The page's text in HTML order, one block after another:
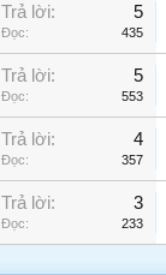
Trả lời: 5
Đọc: 435
Trả lời: 5
Đọc: 553
Trả lời: 4
Đọc: 357
Trả lời: 3
Đọc: 233